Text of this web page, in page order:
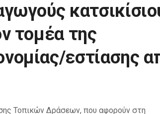
τομέα της
εστίασης
Τοπικών Δράσεων, που αφορούν στη